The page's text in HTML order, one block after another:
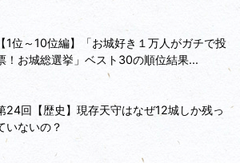
【1位～10位編】「お城好き１万人がガチで投
！お城総選挙」ベスト30の順位結果...
24回【歴史】現存天守はなぜ12城しか残っ
いないの？